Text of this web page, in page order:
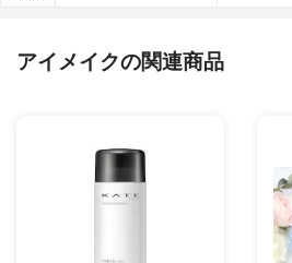
アイメイクの関連商品